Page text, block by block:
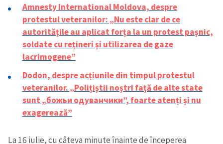
Trimite o informație
Despre ZdG
на русском
Amnesty International Moldova, despre
protestul veteranilor: „Nu este clar de ce
autoritățile au aplicat forța la un protest pașnic,
soldate cu rețineri și utilizarea de gaze
lacrimogene”
Dodon, despre acțiunile din timpul protestul
veteranilor. „Polițiștii noștri față de alte state
sunt „божьи одуванчики”, foarte atenți și nu
exagerează”
La 16 iulie, cu câteva minute înainte de începerea